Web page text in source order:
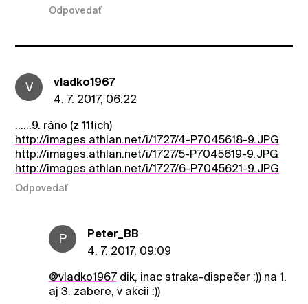
Odpovedať
V
vladko1967
4. 7. 2017, 06:22
......9. ráno (z 11tich)
http://images.athlan.net/i/1727/4-P7045618-9.JPG
http://images.athlan.net/i/1727/5-P7045619-9.JPG
http://images.athlan.net/i/1727/6-P7045621-9.JPG
Odpovedať
P
Peter_BB
4. 7. 2017, 09:09
@vladko1967dik, inac straka-dispečer :)) na 1.
aj 3. zabere, v akcii :))